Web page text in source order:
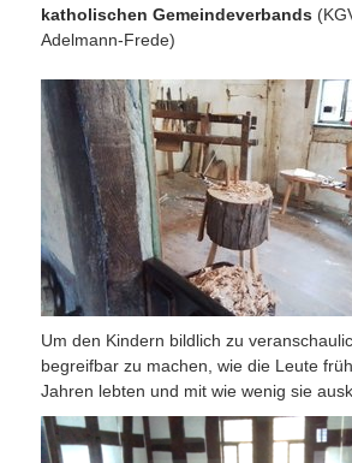
katholischen Gemeindeverbands
Adelmann-Frede)
Um den Kindern bildlich zu
begreifbar zu machen, wie die Leute
Jahren lebten und mit wie wenig sie